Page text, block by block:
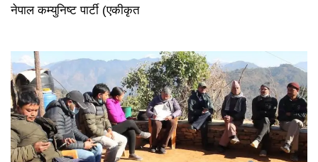
नेपाल कम्युनिष्ट पार्टी (एकीकृत